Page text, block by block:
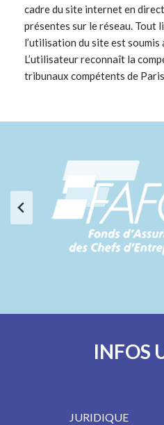
cadre du site internet en
présentes sur le réseau. Tout
l’utilisation du site est
L’utilisateur reconnaît la
tribunaux compétents de
INFOS
JURIDIQUE